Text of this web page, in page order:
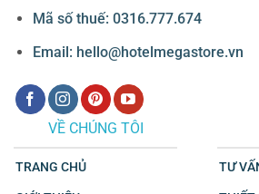
Mã số thuế: 0316.777.674
Email: hello@hotelmegastore.vn
VỀ CHÚNG TÔI
TRANG CHỦ TƯ